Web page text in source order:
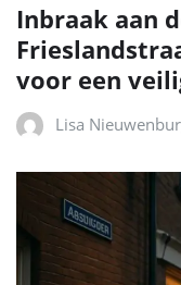
Inbraak aan
voor een
Lisa